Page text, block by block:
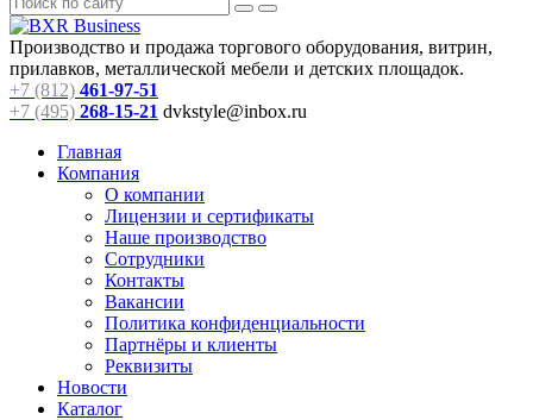
Производство и продажа торгового оборудования, витрин,
прилавков, металлической мебели и детских площадок.
+7 (812) 461-97-51
+7 (495) 268-15-21 dvkstyle@inbox.ru
Главная
Компания
О компании
Лицензии и сертификаты
Наше производство
Сотрудники
Контакты
Вакансии
Политика конфиденциальности
Партнёры и клиенты
Реквизиты
Новости
Каталог